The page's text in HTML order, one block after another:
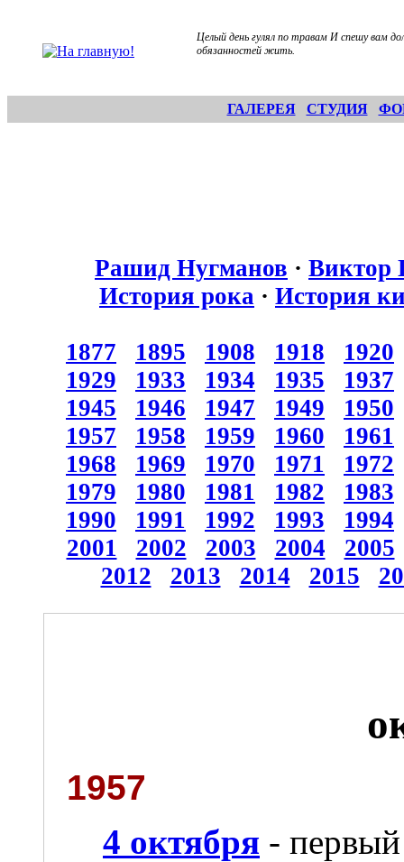
Целый день гулял по травам И спешу вам
обязанностей жить.
ГАЛЕРЕЯ СТУДИЯ
Рашид Нугманов · Виктор
История рока · История
1877 1895 1908 1918
1920
1929
1933 1934 1935
1937
1945
1946 1947 1949
1950
1957
1958 1959 1960
1961
1968
1969 1970 1971
1972
1979
1980 1981 1982
1983
1990
1991 1992 1993
1994
2001
2002 2003 2004
2005
2012
2013 2014 2015
1957
4 октября -